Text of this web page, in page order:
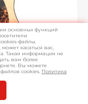
основных функций
файлы.
касаться вас,
Такая информация не
вам более
Вы можете
cookies. Политика